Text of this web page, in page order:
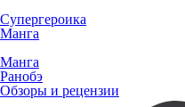
Супергероика
Манга
Манга
Ранобэ
Обзоры и рецензии